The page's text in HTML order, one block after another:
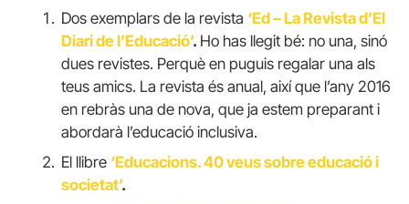
Dos exemplars de la revista ‘Ed – La Revista d’El
Diari de l’Educació’. Ho has llegit bé: no una, sinó
dues revistes. Perquè en puguis regalar una als
teus amics. La revista és anual, així que l’any 2016
en rebràs una de nova, que ja estem preparant i
abordarà l’educació inclusiva.
El llibre ‘Educacions. 40 veus sobre educació i
societat’.